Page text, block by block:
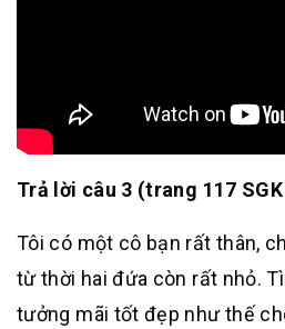
Trả lời câu 3 (trang 117
Tôi có một cô bạn rất thân,
từ thời hai đứa còn rất nhỏ.
tưởng mãi tốt đẹp như thế